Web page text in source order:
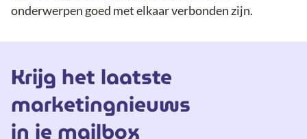
onderwerpen goed met elkaar verbonden zijn.
Krijg het laatste
marketingnieuws
in je mailbox